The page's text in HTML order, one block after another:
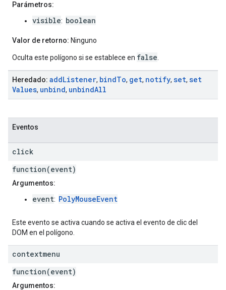
Parámetros:
visible: boolean
Valor de retorno: Ninguno
Oculta este polígono si se establece en false
Heredado: addListener, bindTo, get, notify, set, set
Values, unbind, unbindAll
Eventos
click
function(event)
Argumentos:
event: PolyMouseEvent
Este evento se activa cuando se activa el evento de clic del
DOM en el polígono.
contextmenu
function(event)
Argumentos: